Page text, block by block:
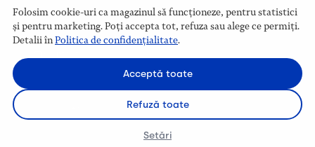
Program
Luni–Vineri, 9:00 – 16:00
© Biobeauty 2026. Toate drepturile rezervate.
Folosim cookie-uri ca magazinul să funcționeze, pentru statistici
și pentru marketing. Poți accepta tot, refuza sau alege ce permiți.
Detalii înPolitica de confidențialitate.
Acceptă toate
Refuză toate
Setări